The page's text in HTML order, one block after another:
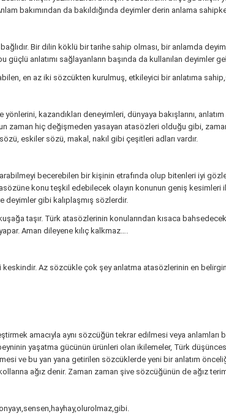
bakımından da bakıldığında deyimler derin anlama
Bir dilin köklü bir tarihe sahip olması, bir anlamda deyim
güçlü anlatımı sağlayanların başında da kullanılan deyimler
en az iki sözcükten kurulmuş, etkileyici bir anlatıma
kazandıkları deneyimleri, dünyaya bakışlarını,
zaman hiç değişmeden yasayan atasözleri olduğu gibi,
eskiler sözü, makal, nakıl gibi çeşitleri adları vardır.
becerebilen bir kişinin etrafında olup bitenleri iyi
konu teşkil edebilecek olayın konunun geniş
deyimler gibi kalıplaşmış sözlerdir.
taşır. Türk atasözlerinin konularından kısaca
Aman dileyene kılıç kalkmaz….
Az sözcükle çok şey anlatma atasözlerinin en
amacıyla aynı sözcüğün tekrar edilmesi veya anlamları
yaşatma gücünün ürünleri olan ikilemeler, Türk
ve bu yan yana getirilen sözcüklerde yeni bir anlatım
ağız denir. Zaman zaman şive sözcüğünün de ağız